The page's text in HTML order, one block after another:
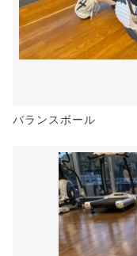
バランスボール